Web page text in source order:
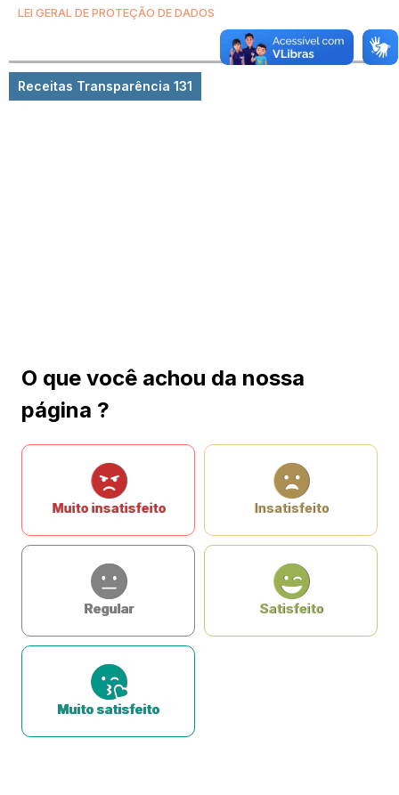
LEI GERAL DE PROTEÇÃO DE DADOS
Receitas Transparência 131
O que você achou da nossa
página ?
Muito insatisfeito Insatisfeito
Regular Satisfeito
Muito satisfeito